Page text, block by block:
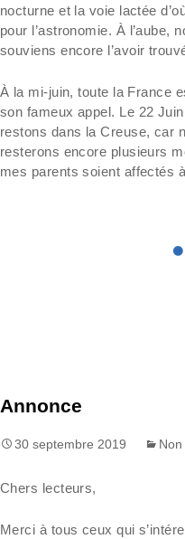
nocturne et la voie lactée
pour l’astronomie. À l’aube,
souviens encore l’avoir
À la mi-juin, toute la France
son fameux appel. Le 22
restons dans la Creuse, car
resterons encore plusieurs
mes parents soient affectés
Annonce
30 septembre 2019
Chers lecteurs,
Merci à tous ceux qui